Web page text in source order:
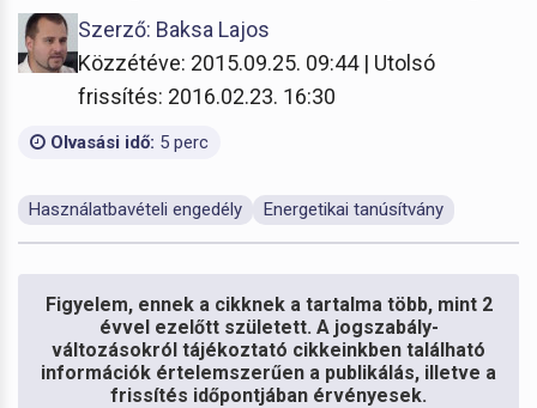
Szerző: Baksa Lajos
Közzétéve: 2015.09.25. 09:44 | Utolsó
frissítés: 2016.02.23. 16:30
Olvasási idő: 5 perc
Használatbavételi engedély Energetikai tanúsítvány
Figyelem, ennek a cikknek a tartalma több, mint 2
évvel ezelőtt született. A jogszabály-
változásokról tájékoztató cikkeinkben található
információk értelemszerűen a publikálás, illetve a
frissítés időpontjában érvényesek.